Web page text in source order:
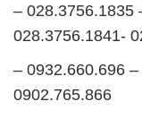
– 028.3756.1835
028.3756.1841-
– 0932.660.696
0902.765.866